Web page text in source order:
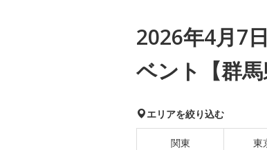
2026年4月7
ベント【群馬
エリアを絞り込む
関東 東